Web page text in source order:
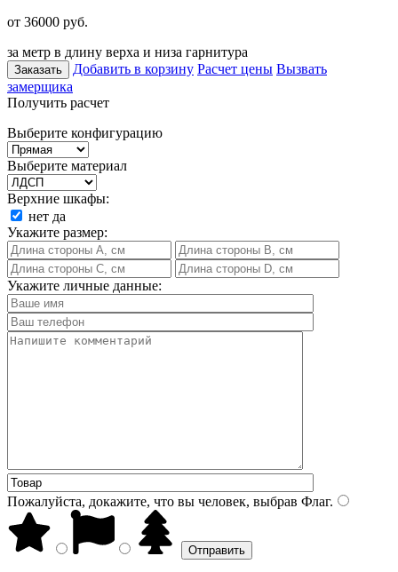
от 36000 руб.
за метр в длину верха и низа гарнитура
Заказать Добавить в корзину Расчет цены Вызвать
замерщика
Получить расчет
Выберите конфигурацию
Выберите материал
Верхние шкафы:
нет да
Укажите размер:
Укажите личные данные:
Пожалуйста, докажите, что вы человек, выбрав Флаг.